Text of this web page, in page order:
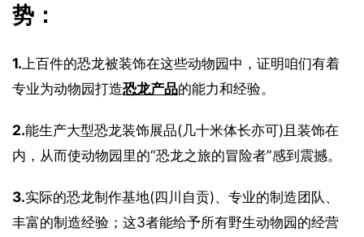
势：
1. 上百件的恐龙被装饰在这些动物园中，证明咱们有着
专业为动物园打造恐龙产品的能力和经验。
2.能生产大型恐龙装饰展品(几十米体长亦可)且装饰在
内，从而使动物园里的“恐龙之旅的冒险者”感到震撼。
3.实际的恐龙制作基地(四川自贡)、专业的制造团队、
丰富的制造经验；这3者能给予所有野生动物园的经营